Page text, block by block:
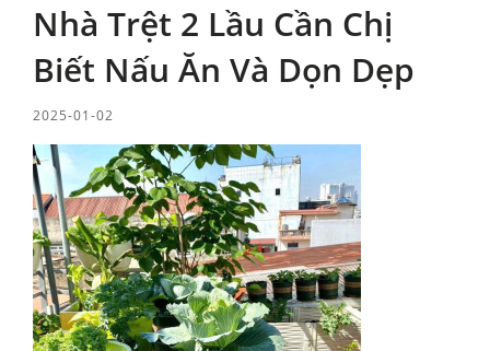
Nhà Trệt 2 Lầu Cần Chị
Biết Nấu Ăn Và Dọn Dẹp
2025-01-02